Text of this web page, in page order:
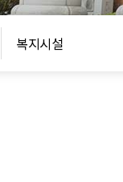
복지시설